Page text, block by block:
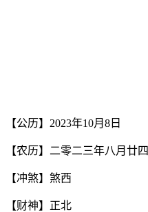
【公历】2023年10月8日
【农历】二零二三年八月廿四
【冲煞】煞西
【财神】正北